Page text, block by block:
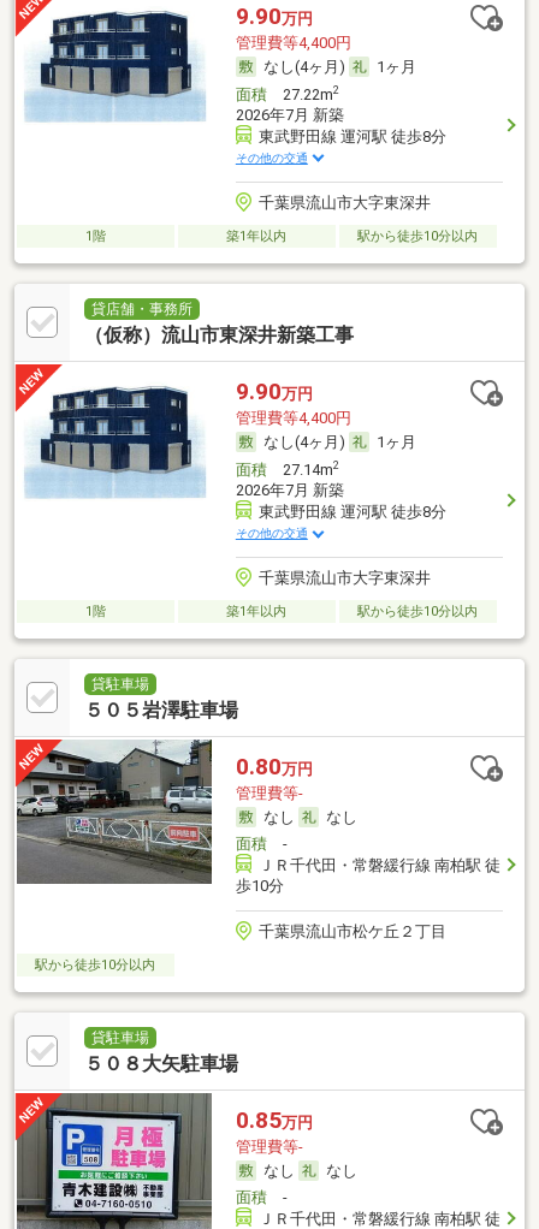
9.90万円
管理費等4,400円
なし(4ヶ月)
1ヶ月
面積27.22m2
2026年7月 新築
東武野田線 運河駅 徒歩8分
その他の交通
千葉県流山市大字東深井
1階 築1年以内 駅から徒歩10分以内
貸店舗・事務所
（仮称）流山市東深井新築工事
9.90万円
管理費等4,400円
なし(4ヶ月)
1ヶ月
面積27.14m2
2026年7月 新築
東武野田線 運河駅 徒歩8分
その他の交通
千葉県流山市大字東深井
1階 築1年以内 駅から徒歩10分以内
貸駐車場
５０５岩澤駐車場
0.80万円
管理費等-
なし
なし
面積-
ＪＲ千代田・常磐緩行線 南柏駅 徒
歩10分
千葉県流山市松ケ丘２丁目
駅から徒歩10分以内
貸駐車場
５０８大矢駐車場
0.85万円
管理費等-
なし
なし
面積-
ＪＲ千代田・常磐緩行線 南柏駅 徒